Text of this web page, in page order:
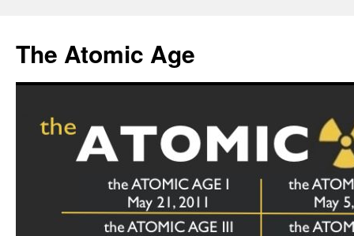
content
The Atomic Age